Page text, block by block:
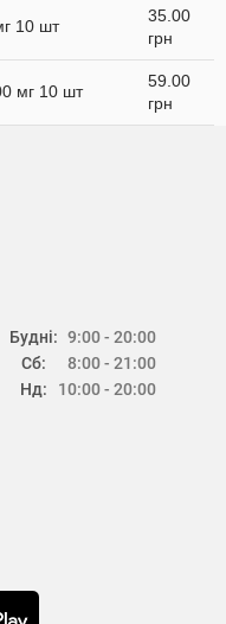
10 шт
35.00
грн
мг 10 шт
59.00
грн
Будні:
Сб:
Нд:
9:00 - 20:00
8:00 - 21:00
10:00 - 20:00